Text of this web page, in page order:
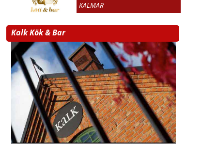
KALMAR
Kalk Kök & Bar